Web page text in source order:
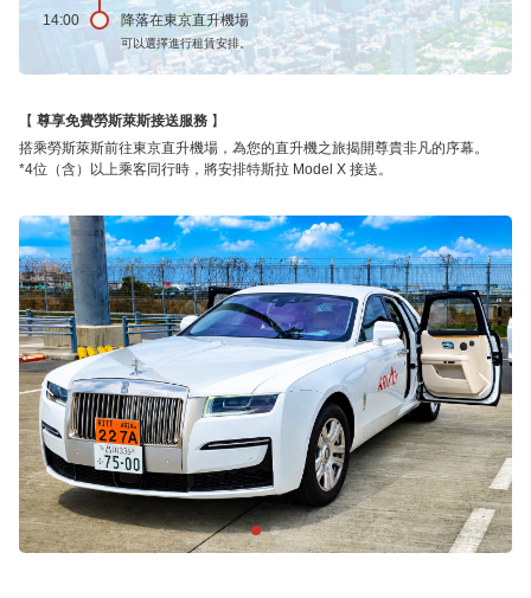
14:00 降落在東京直升機場
可以選擇進行租賃安排。
尊享免費勞斯萊斯接送服務
搭乘勞斯萊斯前往東京直升機場，為您的直升機之旅揭開尊貴非凡的序幕。
*4位（含）以上乘客同行時，將安排特斯拉 Model X 接送。